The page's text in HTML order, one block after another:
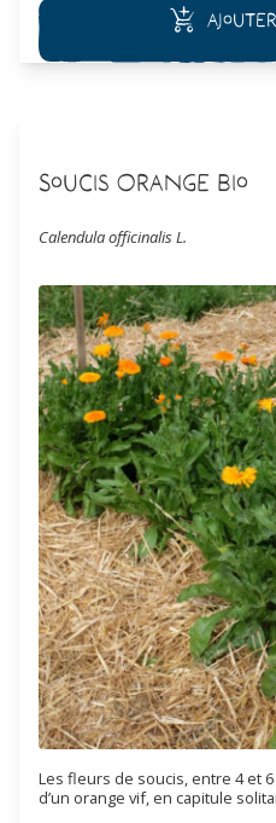
rocaille ou en pot.
Soucis Orange Bio
Calendula officinalis L.
Les fleurs de soucis, entre 4 et
d’un orange vif, en capitule